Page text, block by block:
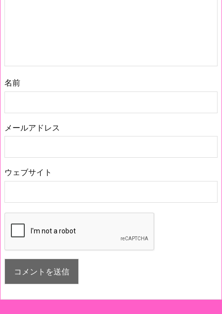
名前
メールアドレス
ウェブサイト